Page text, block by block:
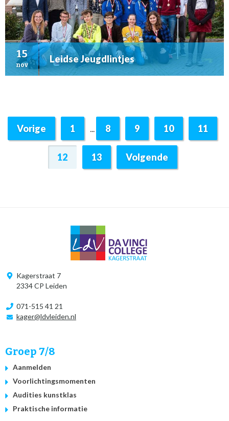
15
nov
Leidse Jeugdlintjes
Vorige 1 8 9 10 11
12 13 Volgende
Kagerstraat 7
2334 CP Leiden
071-515 41 21
kager@ldvleiden.nl
Groep 7/8
Aanmelden
Voorlichtingsmomenten
Audities kunstklas
Praktische informatie